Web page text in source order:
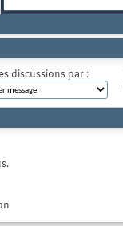
discussions par :